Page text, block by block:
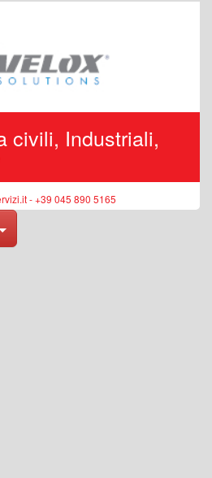
civili, Industriali,
- +39 045 890 5165
Toggle Dropdown